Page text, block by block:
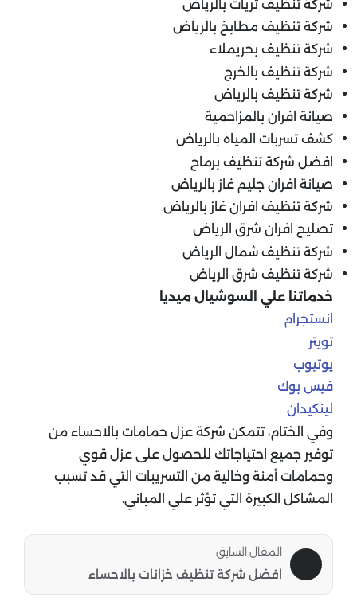
شركة تنظيف ثريات بالرياض
شركة تنظيف مطابخ بالرياض
شركة تنظيف بحريملاء
شركة تنظيف بالخرج
شركة تنظيف بالرياض
صيانة افران بالمزاحمية
كشف تسربات المياه بالرياض
افضل شركة تنظيف برماح
صيانة افران جليم غاز بالرياض
شركة تنظيف افران غاز بالرياض
تصليح افران شرق الرياض
شركة تنظيف شمال الرياض
شركة تنظيف شرق الرياض
خدماتنا علي السوشيال ميديا
انستجرام
تويتر
يوتيوب
فيس بوك
لينكيدان
وفي الختام، تتمكن شركة عزل حمامات بالاحساء من
توفير جميع احتياجاتك للحصول على عزل قوي
وحمامات أمنة وخالية من التسريبات التي قد تسبب
المشاكل الكبيرة التي تؤثر علي المباني.
المقال السابق
افضل شركة تنظيف خزانات بالاحساء